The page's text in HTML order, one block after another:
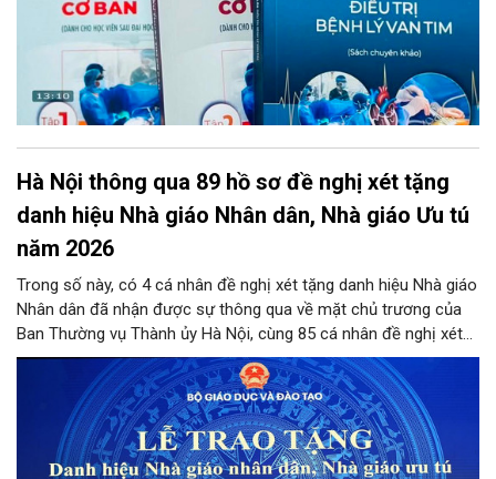
Hà Nội thông qua 89 hồ sơ đề nghị xét tặng
danh hiệu Nhà giáo Nhân dân, Nhà giáo Ưu tú
năm 2026
Trong số này, có 4 cá nhân đề nghị xét tặng danh hiệu Nhà giáo
Nhân dân đã nhận được sự thông qua về mặt chủ trương của
Ban Thường vụ Thành ủy Hà Nội, cùng 85 cá nhân đề nghị xét
tặng danh hiệu Nhà giáo Ưu tú đạt tỷ lệ từ 90% tổng số phiếu
đồng ý của các thành viên Hội đồng.